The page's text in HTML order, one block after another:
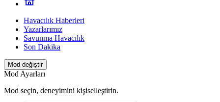
Havacılık Haberleri
Yazarlarımız
Savunma Havacılık
Son Dakika
Mod değiştir
Mod Ayarları
Mod seçin, deneyimini kişiselleştirin.